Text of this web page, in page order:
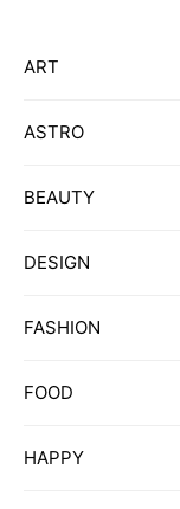
ART
ASTRO
BEAUTY
DESIGN
FASHION
FOOD
HAPPY